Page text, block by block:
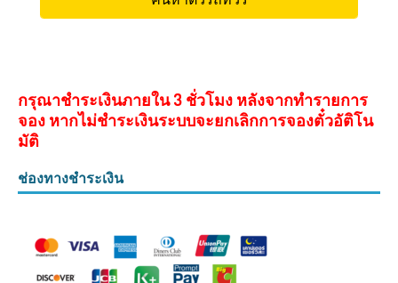
กรุณาชำระเงินภายใน 3 ชั่วโมง หลังจากทำรายการ
จอง หากไม่ชำระเงินระบบจะยกเลิกการจองตั๋วอัติโน
มัติ
ช่องทางชำระเงิน